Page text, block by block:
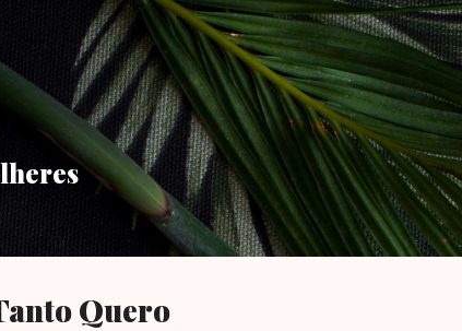
Pular para o conteúdo principal
Quero